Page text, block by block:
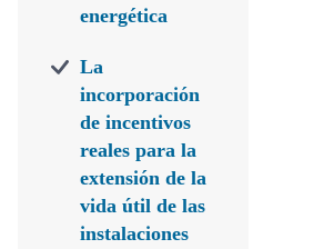
energética
La
incorporación
de incentivos
reales para la
extensión de la
vida útil de las
instalaciones